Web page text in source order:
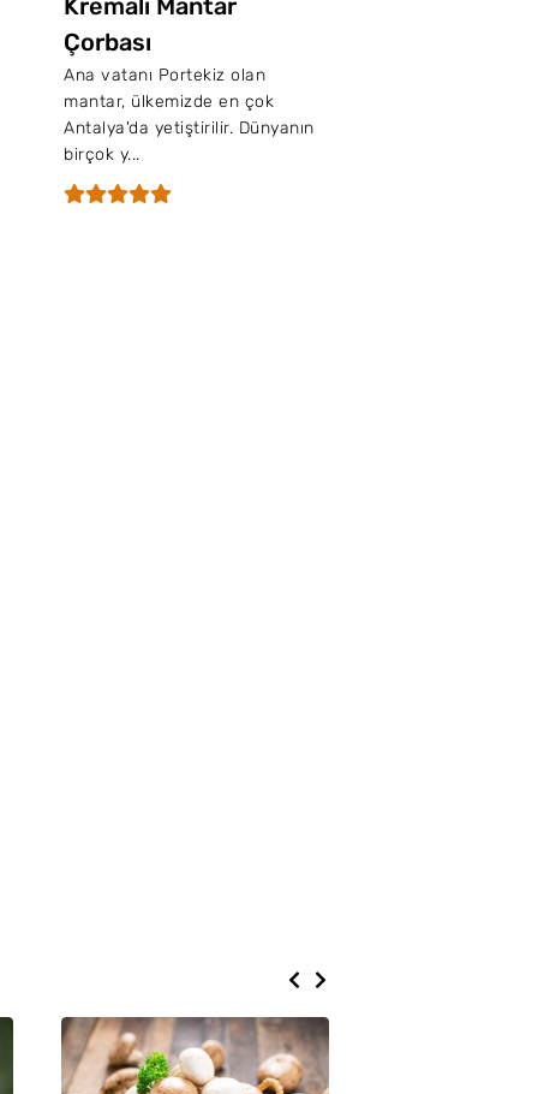
Kremalı Mantar
Çorbası
Ana vatanı Portekiz olan
mantar, ülkemizde en çok
Antalya'da yetiştirilir. Dünyanın
birçok y...